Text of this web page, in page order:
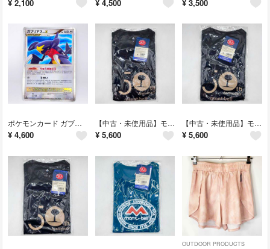
¥ 2,100 ¥ 4,500 ¥ 3,500
ポケモンカード ガブリアス LV.X 1st EDITION DP4
¥ 4,600
【中古・未使用品】モンベル 50th WIC.ロングスリーブT モンタベア Tシャツ 長袖 M ブラック 1114015 mont-bell アウトドア
¥ 5,600
【中古・未使用品】モンベル 50th WIC.ロングスリーブT モンタベア Tシャツ 長袖 M ブラック 1114015 mont-bell アウトドア
¥ 5,600
OUTDOOR PRODUCTS